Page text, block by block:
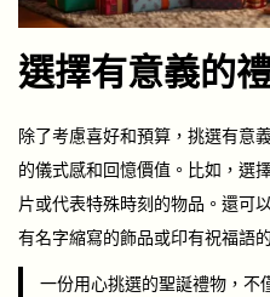
選擇有意義的
除了考慮喜好和預算，挑選有意
的儀式感和回憶價值。比如，選
片或代表特殊時刻的物品。還可
有名字縮寫的飾品或印有祝福語
一份用心挑選的聖誕禮物，不